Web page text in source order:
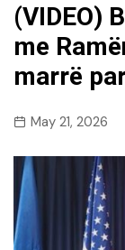
(VIDEO)
me
marrë
May 21, 2026